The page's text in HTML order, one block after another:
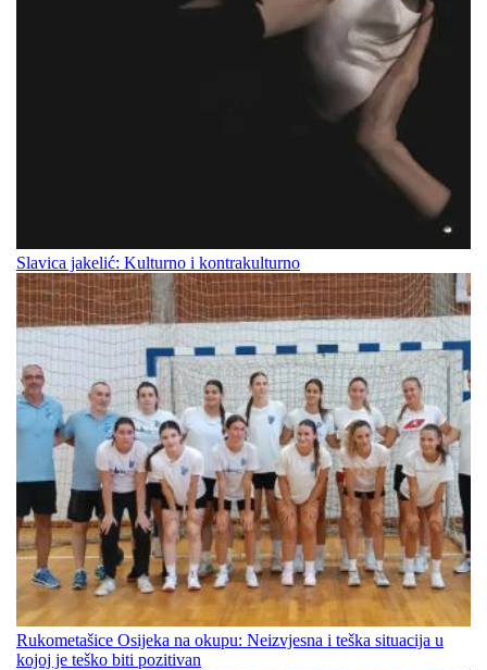
Slavica jakelić: Kulturno i kontrakulturno
Rukometašice Osijeka na okupu: Neizvjesna i teška situacija u
kojoj je teško biti pozitivan